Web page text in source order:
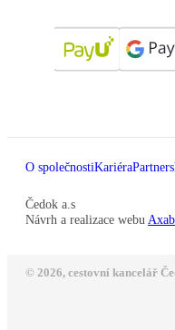
O společnostiKariéra
Čedok a.s
Návrh a realizace webu
© 2026, cestovní kancelář